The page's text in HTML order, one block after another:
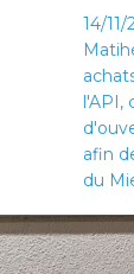
14/
l'API,
afin
du